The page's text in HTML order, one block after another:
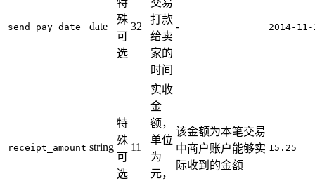
send_pay_date date
殊
可
选
32
打款
给卖
家的
时间
- 2014-
receipt_amount string
特
殊
可
选
11
实收
金
额，
单位
为
元，
该金额为本笔交易
中商户账户能够实
际收到的金额
15.25